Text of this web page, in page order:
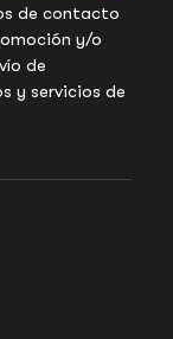
de contacto
y/o
de
y servicios de